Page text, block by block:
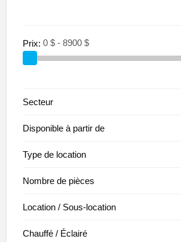
Prix:
Secteur
Disponible à partir de
Type de location
Nombre de pièces
Location / Sous-location
Chauffé / Éclairé